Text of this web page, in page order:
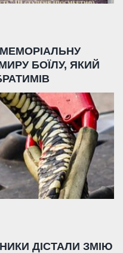
БОЇЛУ, ЯКИЙ
ДІСТАЛИ ЗМІЮ